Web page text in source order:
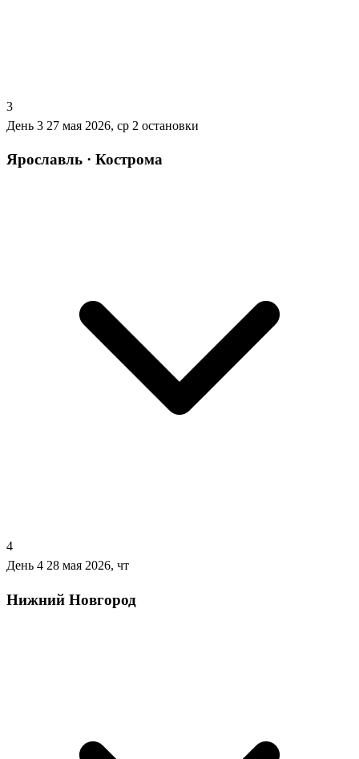
3
День 3 27 мая 2026, ср 2 остановки
Ярославль · Кострома
4
День 4 28 мая 2026, чт
Нижний Новгород